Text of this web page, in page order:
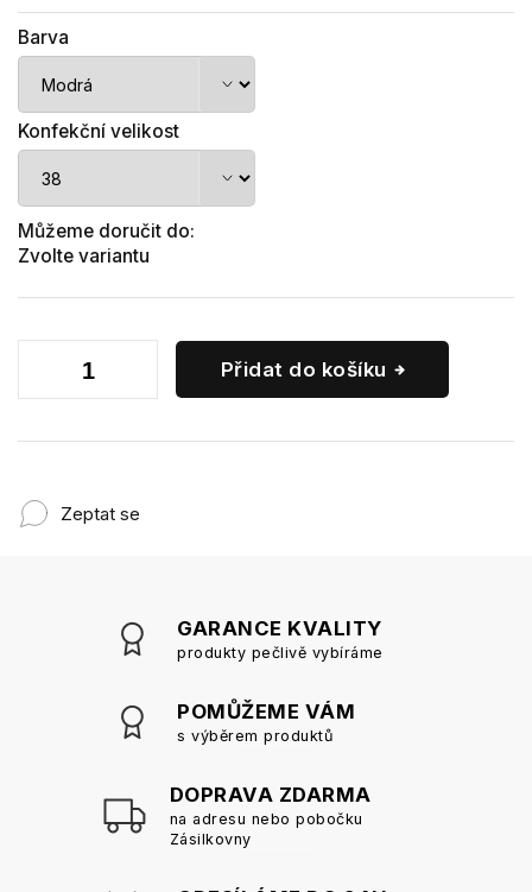
Barva
Konfekční velikost
Můžeme doručit do:
Zvolte variantu
Přidat do košíku
Zeptat se
GARANCE KVALITY
produkty pečlivě vybíráme
POMŮŽEME VÁM
s výběrem produktů
DOPRAVA ZDARMA
na adresu nebo pobočku
Zásilkovny